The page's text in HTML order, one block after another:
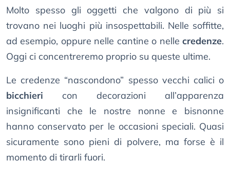
Molto spesso gli oggetti che valgono di più si
trovano nei luoghi più insospettabili. Nelle soffitte,
ad esempio, oppure nelle cantine o nelle credenze.
Oggi ci concentreremo proprio su queste ultime.
Le credenze “nascondono” spesso vecchi calici o
bicchieri con decorazioni all’apparenza
insignificanti che le nostre nonne e bisnonne
hanno conservato per le occasioni speciali. Quasi
sicuramente sono pieni di polvere, ma forse è il
momento di tirarli fuori.